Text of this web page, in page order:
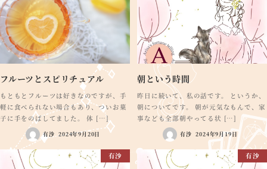
フルーツとスピリチュアル
もともとフルーツは好きなのですが、手
軽に食べられない場合もあり、ついお菓
子に手をのばしてました。 体 […]
有沙 2024年9月20日
朝という時間
昨日に続いて、私の話です。 というか、
朝についてです。 朝が元気なもんで、家
事なども全部朝やってる状 […]
有沙 2024年9月19日
有沙 有沙